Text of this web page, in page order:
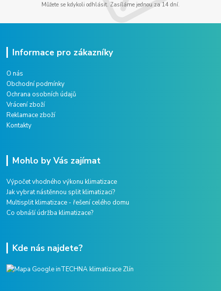
Můžete se kdykoli odhlásit. Zasíláme jednou za 14 dní.
Informace pro zákazníky
O nás
Obchodní podmínky
Ochrana osobních údajů
Vrácení zboží
Reklamace zboží
Kontakty
Mohlo by Vás zajímat
Výpočet vhodného výkonu klimatizace
Jak vybrat nástěnnou split klimatizaci?
Multisplit klimatizace - řešení celého domu
Co obnáší údržba klimatizace?
Kde nás najdete?